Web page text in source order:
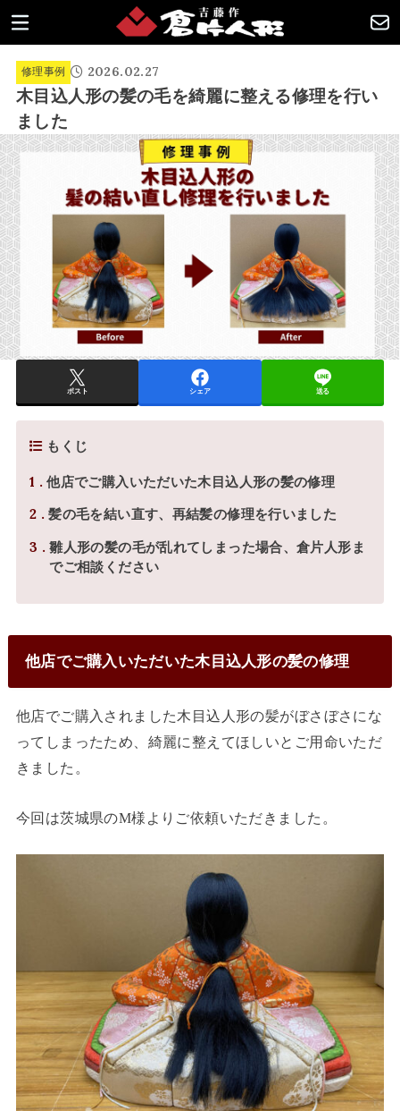
修理事例 2026.02.27
木目込人形の髪の毛を綺麗に整える修理を行い
ました
ポスト シェア 送る
もくじ
1 他店でご購入いただいた木目込人形の髪の修理
2 髪の毛を結い直す、再結髪の修理を行いました
3
雛人形の髪の毛が乱れてしまった場合、倉片人形ま
でご相談ください
他店でご購入いただいた木目込人形の髪の修理
他店でご購入されました木目込人形の髪がぼさぼさにな
ってしまったため、綺麗に整えてほしいとご用命いただ
きました。
今回は茨城県のM様よりご依頼いただきました。